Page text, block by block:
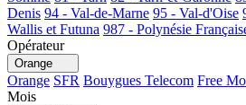
Denis 94 - Val-de-Marne 95 - Val-d'Oise
Wallis et Futuna 987 - Polynésie
Opérateur
Orange
Orange SFR Bouygues Telecom Free
Mois